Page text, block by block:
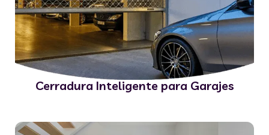
Cerradura Inteligente para Garajes